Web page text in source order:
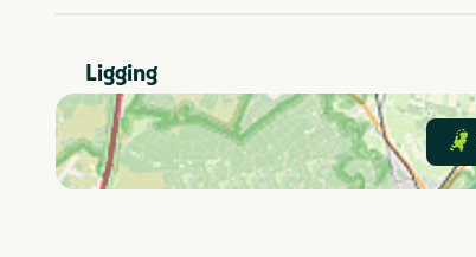
Aanbevolen voor Groepen/
Thema Actief &
Ligging